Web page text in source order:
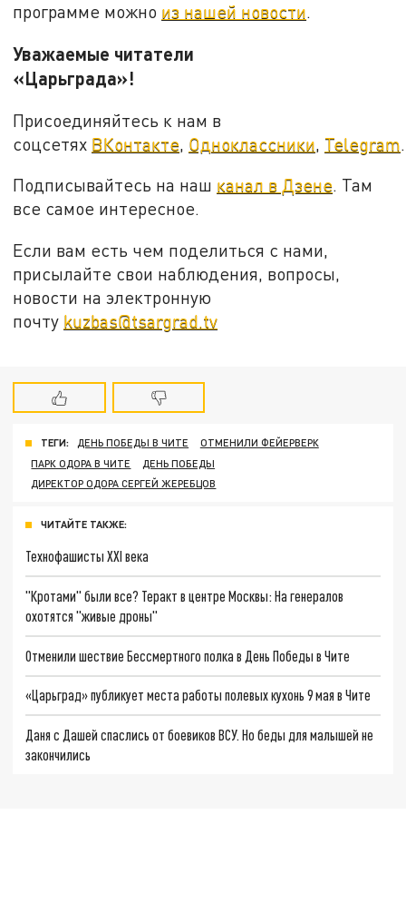
программе можно из нашей новости.
Уважаемые читатели
«Царьграда»!
Присоединяйтесь к нам в
соцсетях ВКонтакте Одноклассники Telegram
Подписывайтесь на наш канал в Дзене. Там
все самое интересное.
Если вам есть чем поделиться с нами,
присылайте свои наблюдения, вопросы,
новости на электронную
почту kuzbas@tsargrad.tv
ТЕГИ: ДЕНЬ ПОБЕДЫ В ЧИТЕ
ОТМЕНИЛИ ФЕЙЕРВЕРК
ПАРК ОДОРА В ЧИТЕ
ДЕНЬ ПОБЕДЫ
ДИРЕКТОР ОДОРА СЕРГЕЙ ЖЕРЕБЦОВ
ЧИТАЙТЕ ТАКЖЕ:
Технофашисты XXI века
"Кротами" были все? Теракт в центре Москвы: На генералов
охотятся "живые дроны"
Отменили шествие Бессмертного полка в День Победы в Чите
«Царьград» публикует места работы полевых кухонь 9 мая в Чите
Даня с Дашей спаслись от боевиков ВСУ. Но беды для малышей не
закончились